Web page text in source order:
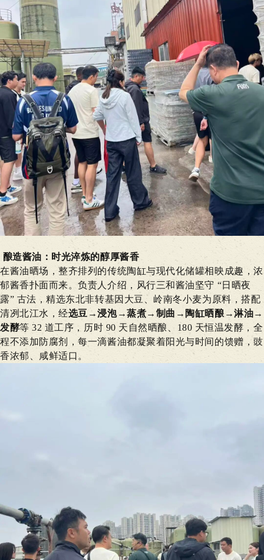
酿造酱油 ： 时光淬炼的醇厚酱香
在酱油晒场，整齐排列的传统陶缸与现代化储罐相映成趣，浓
郁酱香扑面而来。负责人介绍，风行三和酱油坚守 “日晒夜
露” 古法，精选东北非转基因大豆、岭南冬小麦为原料，搭配
清冽北江水，经选豆→浸泡→蒸煮→制曲→陶缸晒酿→淋油→
发酵等 32 道工序，历时 90 天自然晒酿、180 天恒温发酵，全
程不添加防腐剂，每一滴酱油都凝聚着阳光与时间的馈赠，豉
香浓郁、咸鲜适口。